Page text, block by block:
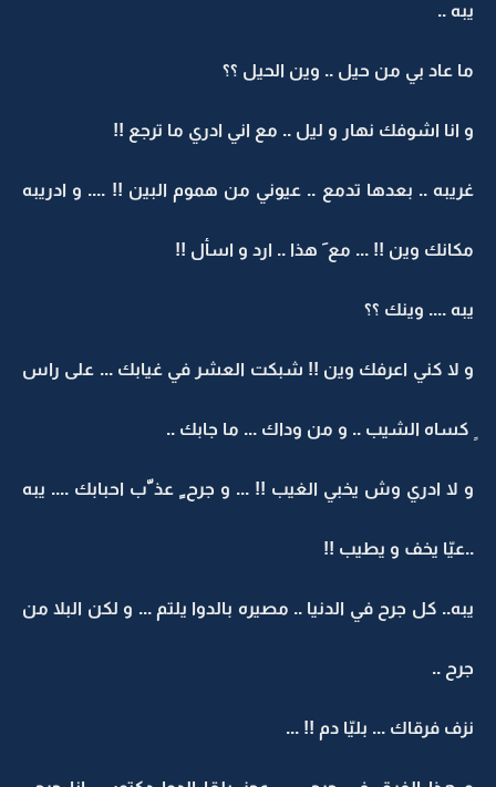
يبه ..
ما عاد بي من حيل .. وين الحيل ؟؟
و انا اشوفك نهار و ليل .. مع اني ادري ما ترجع !!
غريبه .. بعدها تدمع .. عيوني من هموم البين !! .... و ادريبه
مكانك وين !! ... مع َ هذا .. ارد و اسأل !!
يبه .... وينك ؟؟
و لا كني اعرفك وين !! شبكت العشر في غيابك ... على راس
ٍ كساه الشيب .. و من وداك ... ما جابك ..
و لا ادري وش يخبي الغيب !! ... و جرح ٍ عذ ّب احبابك .... يبه
..عيّا يخف و يطيب !!
يبه.. كل جرح في الدنيا .. مصيره بالدوا يلتم ... و لكن البلا من
جرح ..
نزف فرقاك ... بليّا دم !! ...